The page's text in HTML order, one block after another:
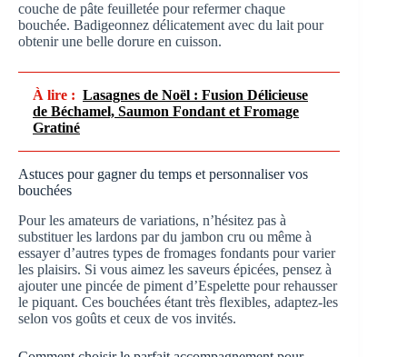
couche de pâte feuilletée pour refermer chaque
bouchée. Badigeonnez délicatement avec du lait pour
obtenir une belle dorure en cuisson.
À lire : Lasagnes de Noël : Fusion Délicieuse
de Béchamel, Saumon Fondant et Fromage
Gratiné
Astuces pour gagner du temps et personnaliser vos
bouchées
Pour les amateurs de variations, n’hésitez pas à
substituer les lardons par du jambon cru ou même à
essayer d’autres types de fromages fondants pour varier
les plaisirs. Si vous aimez les saveurs épicées, pensez à
ajouter une pincée de piment d’Espelette pour rehausser
le piquant. Ces bouchées étant très flexibles, adaptez-les
selon vos goûts et ceux de vos invités.